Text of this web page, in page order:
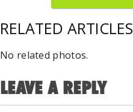
RELATED ARTICLES
No related photos.
LEAVE A REPLY